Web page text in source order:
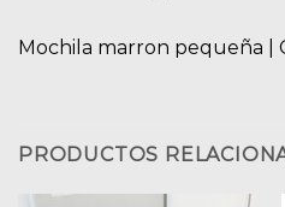
Mochila marron pequeña |
PRODUCTOS